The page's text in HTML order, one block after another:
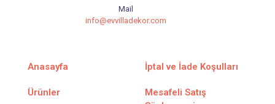
Mail
info@evvilladekor.com
Anasayfa
Ürünler
İptal ve İade Koşulları
Mesafeli Satış